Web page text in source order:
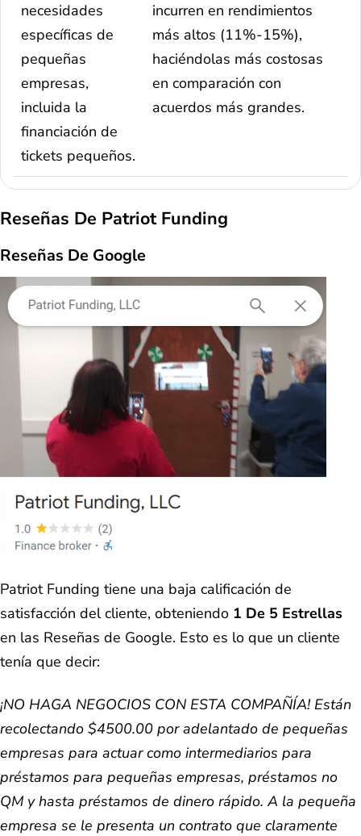
necesidades
específicas de
pequeñas
empresas,
incluida la
financiación de
tickets pequeños.
incurren en rendimientos
más altos (11%-15%),
haciéndolas más costosas
en comparación con
acuerdos más grandes.
Reseñas De Patriot Funding
Reseñas De Google
Patriot Funding tiene una baja calificación de
satisfacción del cliente, obteniendo 1 De 5 Estrellas
en las Reseñas de Google. Esto es lo que un cliente
tenía que decir:
¡NO HAGA NEGOCIOS CON ESTA COMPAÑÍA! Están
recolectando $4500.00 por adelantado de pequeñas
empresas para actuar como intermediarios para
préstamos para pequeñas empresas, préstamos no
QM y hasta préstamos de dinero rápido. A la pequeña
empresa se le presenta un contrato que claramente